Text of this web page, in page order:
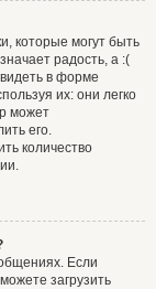
которые могут быть
радость, а :(
в форме
их: они легко
может
его.
количество
Если
загрузить